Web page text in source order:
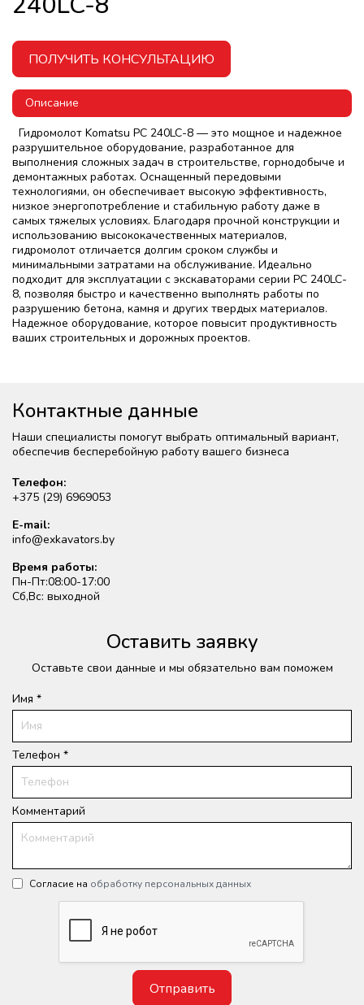
ПОЛУЧИТЬ КОНСУЛЬТАЦИЮ
Описание
Гидромолот Komatsu PC 240LC-8 — это мощное и надежное
разрушительное оборудование, разработанное для
выполнения сложных задач в строительстве, горнодобыче и
демонтажных работах. Оснащенный передовыми
технологиями, он обеспечивает высокую эффективность,
низкое энергопотребление и стабильную работу даже в
самых тяжелых условиях. Благодаря прочной конструкции и
использованию высококачественных материалов,
гидромолот отличается долгим сроком службы и
минимальными затратами на обслуживание. Идеально
подходит для эксплуатации с экскаваторами серии PC 240LC-
8, позволяя быстро и качественно выполнять работы по
разрушению бетона, камня и других твердых материалов.
Надежное оборудование, которое повысит продуктивность
ваших строительных и дорожных проектов.
Контактные данные
Наши специалисты помогут выбрать оптимальный вариант,
обеспечив бесперебойную работу вашего бизнеса
Телефон:
+375 (29) 6969053
E-mail:
info@exkavators.by
Время работы:
Пн-Пт:08:00-17:00
Сб,Вс: выходной
Оставить заявку
Оставьте свои данные и мы обязательно вам поможем
Имя *
Телефон *
Комментарий
Согласие на обработку персональных данных
Отправить